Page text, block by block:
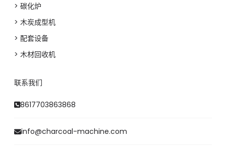
> 碳化炉
> 木炭成型机
> 配套设备
> 木材回收机
联系我们
8617703863868
info@charcoal-machine.com